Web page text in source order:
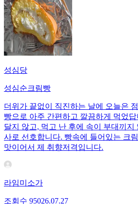
성심당
성심순크림빵
더위가 끝없이 직진하는 날에 오늘은
빵으로 아주 간편하고 깔끔하게 먹었답
달지 않고, 먹고 난 후에 속이 부대끼지
사로 선호합니다. 빵속에 들어있는 크
맛이어서 제 취향저격입니다.
라임미소가
조회수 95026.07.27